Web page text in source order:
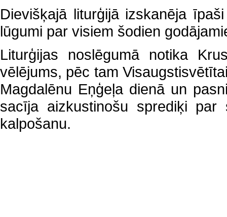
Dievišķajā liturģijā izskanēja
lūgumi par visiem šodien
Liturģijas noslēgumā notika
vēlējums, pēc tam
Magdalēnu Eņģeļa dienā un
sacīja aizkustinošu sprediķi par
kalpošanu.